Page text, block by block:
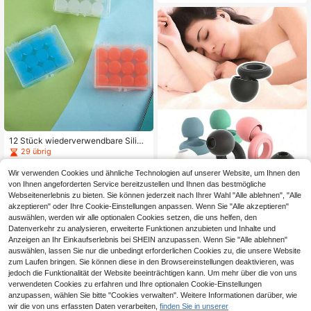
12 Stück wiederverwendbare Siliko
n-Ohrstöpsel, wasserdicht, geräusc
hreduzierend, geeignet zum Schwi
mmen, formbar, Schlafschutz
29 übrig
4,48€
f-Ohrstöpsel
Wiederverwendbare Silikon-Ohrstö
psel, geeignet für Schlaf und Schwi
mmen - 35dB Geräuschreduzierun
g, enthält 2 Paar Ohrstöpsel-Abdec
kungen, geeignet für Schnarchen, L
ernen, Konzerte, Strandessentials,
Strandzubehör, Pool-Schwimmen
38 übrig
2,73€
Wir verwenden Cookies und ähnliche Technologien auf unserer Website, um Ihnen den
von Ihnen angeforderten Service bereitzustellen und Ihnen das bestmögliche
Webseitenerlebnis zu bieten. Sie können jederzeit nach Ihrer Wahl "Alle ablehnen", "Alle
akzeptieren" oder Ihre Cookie-Einstellungen anpassen. Wenn Sie "Alle akzeptieren"
auswählen, werden wir alle optionalen Cookies setzen, die uns helfen, den
Datenverkehr zu analysieren, erweiterte Funktionen anzubieten und Inhalte und
Anzeigen an Ihr Einkaufserlebnis bei SHEIN anzupassen. Wenn Sie "Alle ablehnen"
auswählen, lassen Sie nur die unbedingt erforderlichen Cookies zu, die unsere Website
zum Laufen bringen. Sie können diese in den Browsereinstellungen deaktivieren, was
jedoch die Funktionalität der Website beeinträchtigen kann. Um mehr über die von uns
verwendeten Cookies zu erfahren und Ihre optionalen Cookie-Einstellungen
anzupassen, wählen Sie bitte "Cookies verwalten". Weitere Informationen darüber, wie
wir die von uns erfassten Daten verarbeiten, finden Sie in unserer